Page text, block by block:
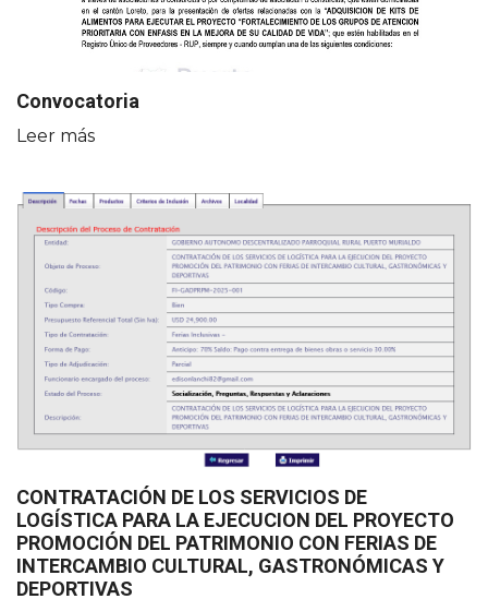
Convocatoria
Leer más
CONTRATACIÓN DE LOS SERVICIOS DE
LOGÍSTICA PARA LA EJECUCION DEL PROYECTO
PROMOCIÓN DEL PATRIMONIO CON FERIAS DE
INTERCAMBIO CULTURAL, GASTRONÓMICAS Y
DEPORTIVAS